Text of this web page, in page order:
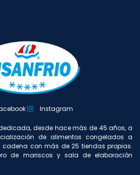
Instagram
dedicada, desde hace más de 45 años, a
de alimentos congelados a
con más de 25 tiendas propias.
de mariscos y sala de elaboración